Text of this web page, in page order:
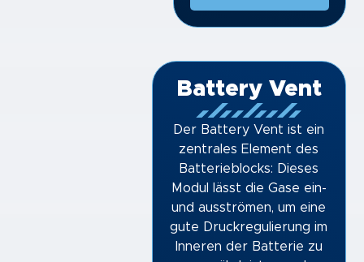
Battery Vent
Der Battery Vent ist ein
zentrales Element des
Batterieblocks: Dieses
Modul lässt die Gase ein-
und ausströmen, um eine
gute Druckregulierung im
Inneren der Batterie zu